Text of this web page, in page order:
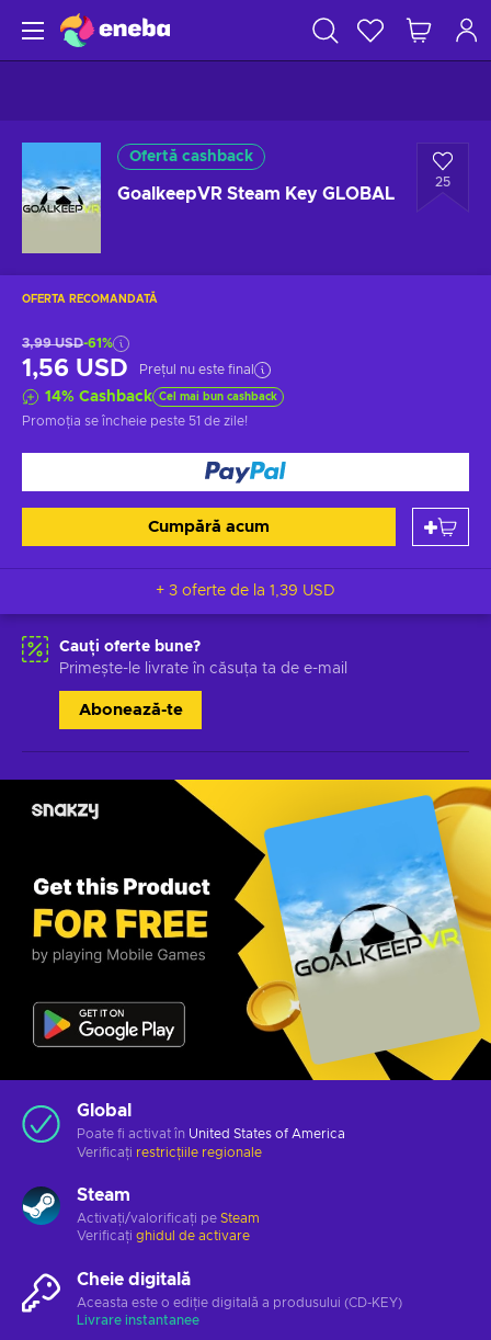
Ofertă cashback
GoalkeepVR Steam Key GLOBAL
25
OFERTA RECOMANDATĂ
3,99 USD-61%
1,56 USD Prețul nu este final
14% Cashback Cel mai bun cashback
Promoția se încheie peste 51 de zile!
Cumpără acum
+ 3 oferte de la 1,39 USD
Cauți oferte bune?
Primește-le livrate în căsuța ta de e-mail
Abonează-te
Global
Poate fi activat în United States of America
Verificați restricțiile regionale
Steam
Activați/valorificați pe Steam
Verificați ghidul de activare
Cheie digitală
Aceasta este o ediție digitală a produsului (CD-KEY)
Livrare instantanee